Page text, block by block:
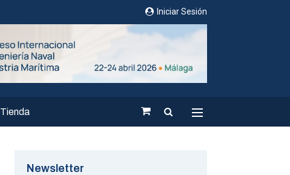
Iniciar Sesión
Tienda
Newsletter